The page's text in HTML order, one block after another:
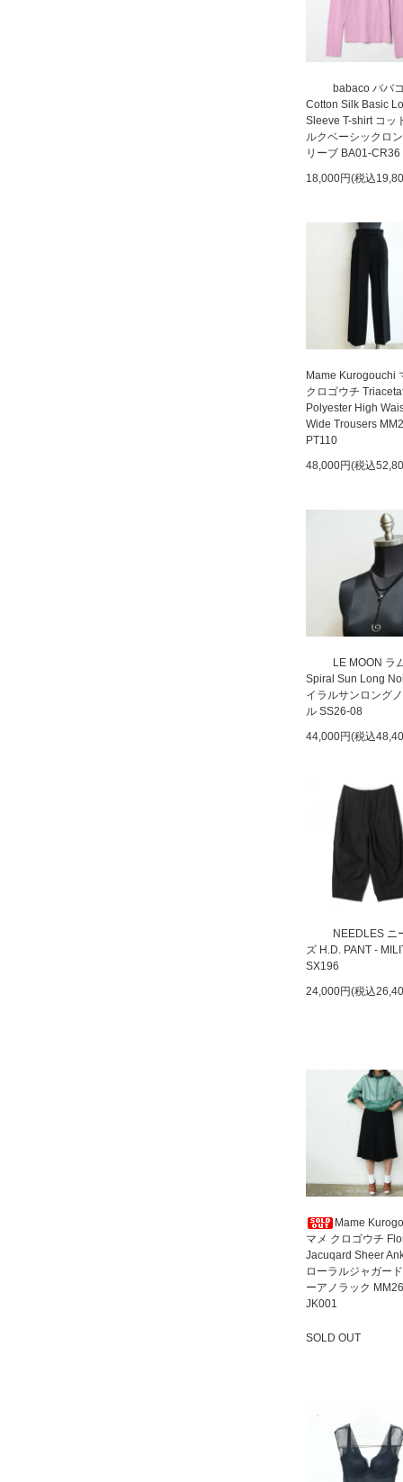
babaco ババ
Cotton Silk Basic
Sleeve T-shirt コッ
ルクベーシックロ
リーブ BA01-CR36
18,000円(税込
Mame Kurogouchi
クロゴウチ
Polyester High
Wide Trousers
PT110
48,000円(税込
LE MOON ラ
Spiral Sun Long
イラルサンロング
ル SS26-08
44,000円(税込
NEEDLES ニ
ズ H.D. PANT -
SX196
24,000円(税込
Mame
マメ クロゴウチ
Jacuqard Sheer
ローラルジャガー
ーアノラック
JK001
SOLD OUT